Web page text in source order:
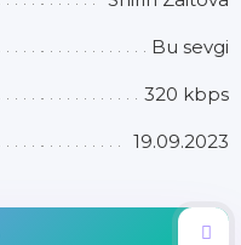
Bu sevgi
320 kbps
19.09.2023